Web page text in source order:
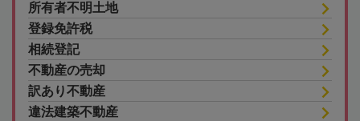
所有者不明土地
登録免許税
相続登記
不動産の売却
訳あり不動産
違法建築不動産